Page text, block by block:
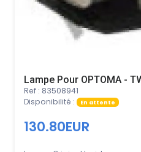
Lampe Pour OPTOMA -
Ref : 83508941
Disponibilité :
En attente
130.80EUR